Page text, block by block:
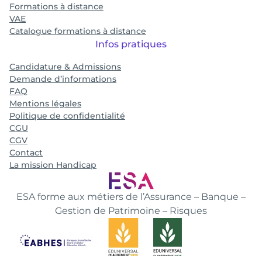
ESA forme aux métiers de l’Assurance – Banque –
Gestion de Patrimoine – Risques
Formations à distance
VAE
Catalogue formations à distance
Infos pratiques
Candidature & Admissions
Demande d’informations
FAQ
Mentions légales
Politique de confidentialité
CGU
CGV
Contact
La mission Handicap